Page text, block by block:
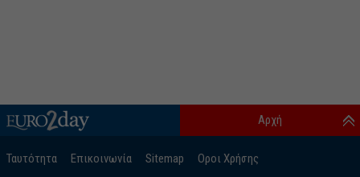
Ταυτότητα Επικοινωνία Sitemap Οροι Χρήσης
Αρχή